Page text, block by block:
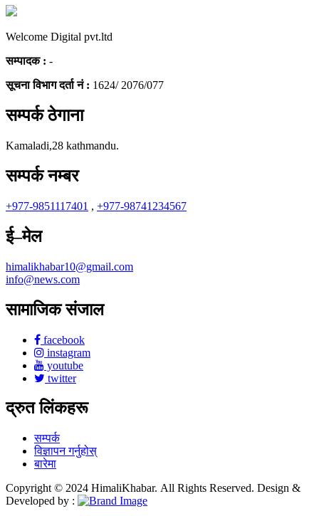
Welcome Digital pvt.ltd
सम्पादक : -
सूचना विभाग दर्ता नं : 1624/ 2076/077
सम्पर्क ठेगाना
Kamaladi,28 kathmandu.
सम्पर्क नम्बर
+977-9851117401 , +977-98741234567
ई–मेल
himalikhabar10@gmail.com
info@news.com
सामाजिक संजाल
facebook
instagram
youtube
twitter
द्रुत लिंकहरू
सम्पर्क
विज्ञापन गर्नुहोस्
बारेमा
Copyright © 2024 HimaliKhabar. All Rights Reserved. Design &
Developed by :